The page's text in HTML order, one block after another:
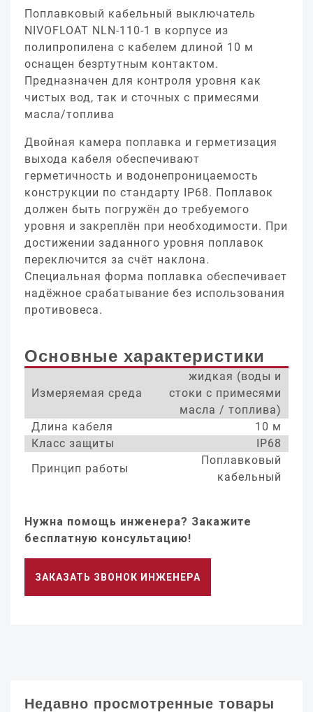
Поплавковый кабельный выключатель
NIVOFLOAT NLN-110-1 в корпусе из
полипропилена с кабелем длиной 10 м
оснащен безртутным контактом.
Предназначен для контроля уровня как
чистых вод, так и сточных с примесями
масла/топлива
Двойная камера поплавка и герметизация
выхода кабеля обеспечивают
герметичность и водонепроницаемость
конструкции по стандарту IP68. Поплавок
должен быть погружён до требуемого
уровня и закреплён при необходимости. При
достижении заданного уровня поплавок
переключится за счёт наклона.
Специальная форма поплавка обеспечивает
надёжное срабатывание без использования
противовеса.
Основные характеристики
Измеряемая среда
жидкая (воды и
стоки с примесями
масла / топлива)
Длина кабеля
10 м
Класс защиты
IP68
Принцип работы
Поплавковый
кабельный
Нужна помощь инженера? Закажите
бесплатную консультацию!
ЗАКАЗАТЬ ЗВОНОК ИНЖЕНЕРА
Недавно просмотренные товары